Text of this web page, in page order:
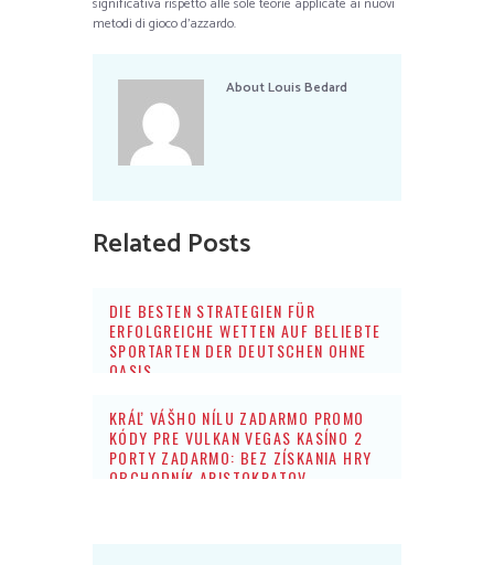
significativa rispetto alle sole teorie applicate ai nuovi
metodi di gioco d’azzardo.
AboutLouis Bedard
Related Posts
DIE BESTEN STRATEGIEN FÜR
ERFOLGREICHE WETTEN AUF BELIEBTE
SPORTARTEN DER DEUTSCHEN OHNE
OASIS
KRÁĽ VÁŠHO NÍLU ZADARMO PROMO
KÓDY PRE VULKAN VEGAS KASÍNO 2
PORTY ZADARMO: BEZ ZÍSKANIA HRY
OBCHODNÍK ARISTOKRATOV